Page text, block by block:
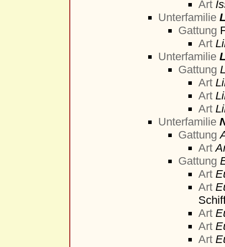
Art
Unterfamilie
Gattung
Art
Unterfamilie
Gattung
Art
Art
Art
Unterfamilie
Gattung
Art
Gattung
Art
Art
Art
Art
Art